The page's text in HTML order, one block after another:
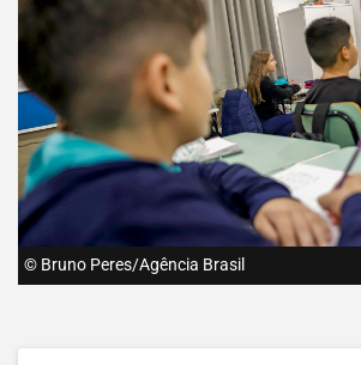
© Bruno Peres/Agência Brasil